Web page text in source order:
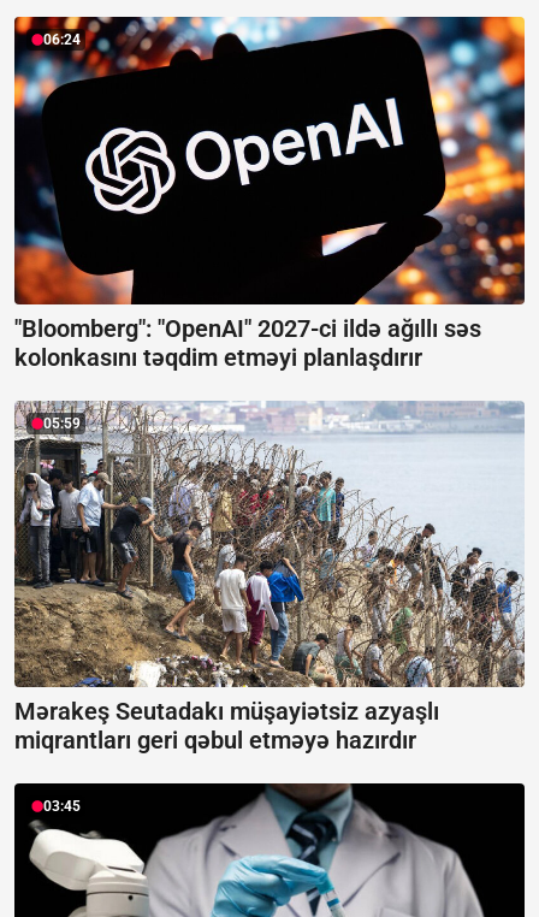
06:24
"Bloomberg": "OpenAI" 2027-ci ildə ağıllı səs
kolonkasını təqdim etməyi planlaşdırır
05:59
Mərakeş Seutadakı müşayiətsiz azyaşlı
miqrantları geri qəbul etməyə hazırdır
03:45